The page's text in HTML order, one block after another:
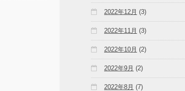
2022年12月 (3)
2022年11月 (3)
2022年10月 (2)
2022年9月 (2)
2022年8月 (7)